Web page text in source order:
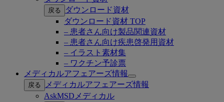
戻る
ダウンロード資材
ダウンロード資材 TOP
– 患者さん向け製品関連資材
– 患者さん向け疾患啓発用資材
– イラスト素材集
– ワクチン予診票
メディカルアフェアーズ情報
Open
submenu
戻る
メディカルアフェアーズ情報
AskMSDメディカル